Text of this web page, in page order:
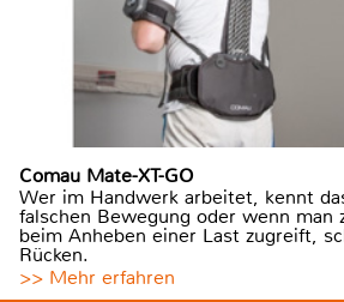
Comau Mate-XT-GO
Wer im Handwerk arbeitet, kennt
falschen Bewegung oder wenn man
beim Anheben einer Last zugreift,
Rücken.
>> Mehr erfahren